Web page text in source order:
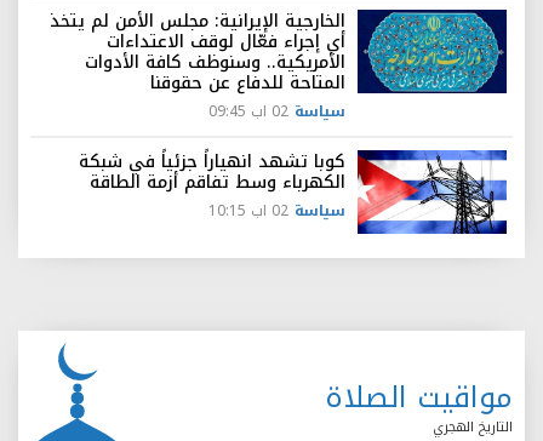
الخارجية الإيرانية: مجلس الأمن لم يتخذ
أي إجراء فعّال لوقف الاعتداءات
الأمريكية.. وسنوظف كافة الأدوات
المتاحة للدفاع عن حقوقنا
سياسة 02 اب 09:45
كوبا تشهد انهياراً جزئياً في شبكة
الكهرباء وسط تفاقم أزمة الطاقة
سياسة 02 اب 10:15
مواقيت الصلاة
التاريخ الهجري